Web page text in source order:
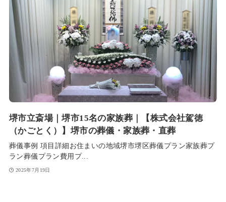
堺市立斎場｜堺市15名の家族葬｜【株式会社駕徳
（かごとく）】堺市の葬儀・家族葬・直葬
葬儀事例 項目詳細お住まいの地域堺市堺区葬儀プラン家族葬プ
ラン葬儀プラン費用プ...
2025年7月19日